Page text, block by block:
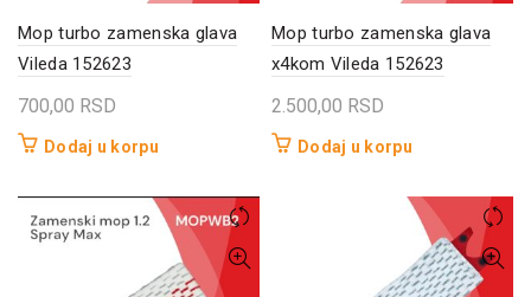
Mop turbo zamenska glava
Vileda 152623
700,00 RSD
Dodaj u korpu
Mop turbo zamenska glava
x4kom Vileda 152623
2.500,00 RSD
Dodaj u korpu